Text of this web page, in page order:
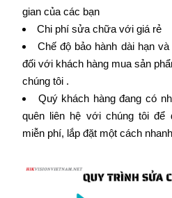
gian của các bạn
Chi phí sửa chữa với giá rẻ
Chế độ bảo hành dài hạn
đối với khách hàng mua sản
chúng tôi .
Quý khách hàng đang có
quên liên hệ với chúng tôi
miễn phí, lắp đặt một cách